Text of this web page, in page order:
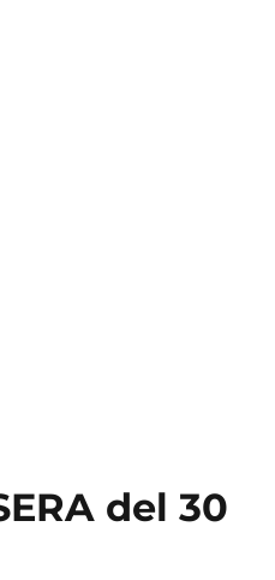
del 30